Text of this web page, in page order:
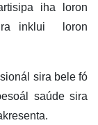
iha loron
inklui loron
sira bele fó
saúde sira